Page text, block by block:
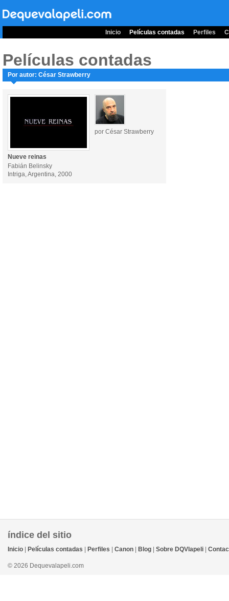
Inicio Películas contadas Perfiles
Películas contadas
Por autor: César Strawberry
por César Strawberry
Nueve reinas
Fabián Belinsky
Intriga, Argentina, 2000
índice del sitio
Inicio Películas contadas Perfiles Canon Blog Sobre DQVlapeli
© 2026 Dequevalapeli.com